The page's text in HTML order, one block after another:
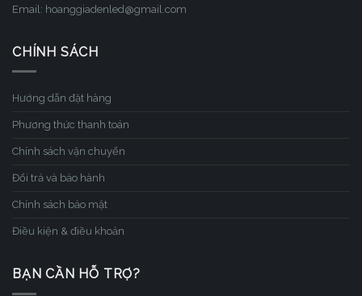
Email: hoanggiadenled@gmail.com
CHÍNH SÁCH
Hướng dẫn đặt hàng
Phương thức thanh toán
Chính sách vận chuyển
Đổi trả và bảo hành
Chính sách bảo mật
Điều kiện & điều khoản
BẠN CẦN HỖ TRỢ?